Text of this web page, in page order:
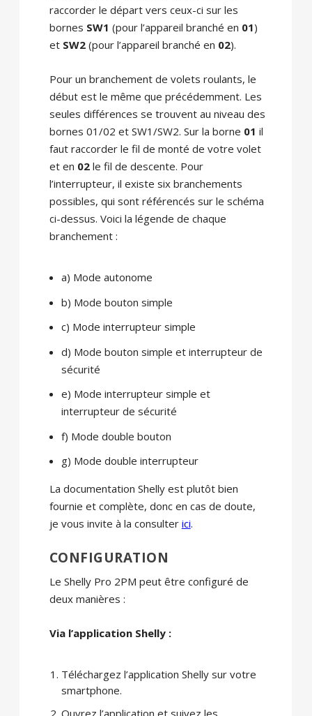
raccorder le départ vers ceux-ci sur les
bornes SW1 (pour l’appareil branché en 01)
et SW2(pour l’appareil branché en 02).
Pour un branchement de volets roulants, le
début est le même que précédemment. Les
seules différences se trouvent au niveau des
bornes 01/02 et SW1/SW2. Sur la borne 01 il
faut raccorder le fil de monté de votre volet
et en 02le fil de descente. Pour
l’interrupteur, il existe six branchements
possibles, qui sont référencés sur le schéma
ci-dessus. Voici la légende de chaque
branchement :
a) Mode autonome
b) Mode bouton simple
c) Mode interrupteur simple
d) Mode bouton simple et interrupteur de
sécurité
e) Mode interrupteur simple et
interrupteur de sécurité
f) Mode double bouton
g) Mode double interrupteur
La documentation Shelly est plutôt bien
fournie et complète, donc en cas de doute,
je vous invite à la consulter ici.
CONFIGURATION
Le Shelly Pro 2PM peut être configuré de
deux manières :
Via l’application Shelly :
Téléchargez l’application Shelly sur votre
smartphone.